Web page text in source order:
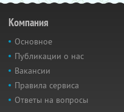
Компания
Основное
Публикации о нас
Вакансии
Правила сервиса
Ответы на вопросы